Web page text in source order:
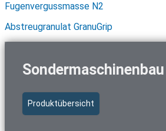
Fugenvergussmasse N2
Abstreugranulat GranuGrip
Sondermaschinenbau
Produktübersicht